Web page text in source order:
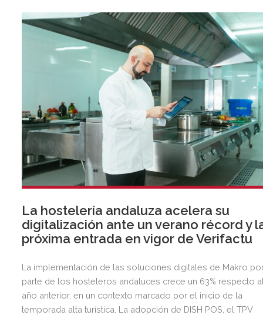
La hostelería andaluza acelera su
digitalización ante un verano récord y
próxima entrada en vigor de Verifactu
La implementación de las soluciones digitales de Makro
parte de los hosteleros andaluces crece un 63% respecto
año anterior, en un contexto marcado por el inicio de la
temporada alta turística. La adopción de DISH POS, el TPV